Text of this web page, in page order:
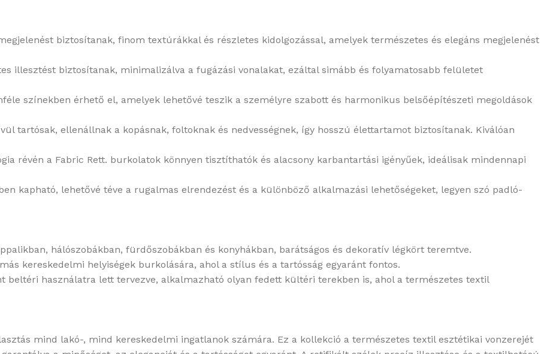
biztosítanak, finom textúrákkal és részletes kidolgozással, amelyek természetes és elegáns megjelenést
illesztést biztosítanak, minimalizálva a fugázási vonalakat, ezáltal simább és folyamatosabb felületet
színekben érhető el, amelyek lehetővé teszik a személyre szabott és harmonikus belsőépítészeti megoldások
tartósak, ellenállnak a kopásnak, foltoknak és nedvességnek, így hosszú élettartamot biztosítanak. Kiválóan
révén a Fabric Rett. burkolatok könnyen tisztíthatók és alacsony karbantartási igényűek, ideálisak mindennapi
kapható, lehetővé téve a rugalmas elrendezést és a különböző alkalmazási lehetőségeket, legyen szó padló-
hálószobákban, fürdőszobákban és konyhákban, barátságos és dekoratív légkört teremtve.
kereskedelmi helyiségek burkolására, ahol a stílus és a tartósság egyaránt fontos.
beltéri használatra lett tervezve, alkalmazható olyan fedett kültéri terekben is, ahol a természetes textil
mind lakó-, mind kereskedelmi ingatlanok számára. Ez a kollekció a természetes textil esztétikai vonzerejét